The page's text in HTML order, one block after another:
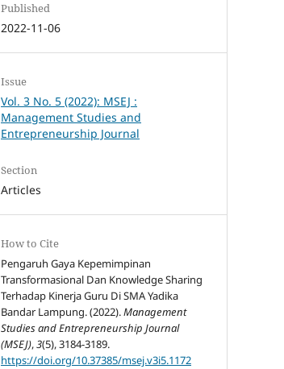
Published
2022-11-06
Issue
Vol. 3 No. 5 (2022): MSEJ :
Management Studies and
Entrepreneurship Journal
Section
Articles
How to Cite
Pengaruh Gaya Kepemimpinan
Transformasional Dan Knowledge Sharing
Terhadap Kinerja Guru Di SMA Yadika
Bandar Lampung. (2022).Management
Studies and Entrepreneurship Journal
(MSEJ),3(5), 3184-3189.
https://doi.org/10.37385/msej.v3i5.1172